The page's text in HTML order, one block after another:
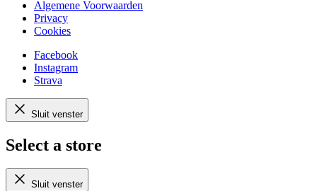
Algemene Voorwaarden
Privacy
Cookies
Facebook
Instagram
Strava
Sluit venster
Select a store
Sluit venster